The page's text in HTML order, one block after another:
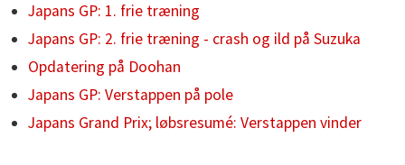
Japans GP: 1. frie træning
Japans GP: 2. frie træning - crash og ild på Suzuka
Opdatering på Doohan
Japans GP: Verstappen på pole
Japans Grand Prix; løbsresumé: Verstappen vinder